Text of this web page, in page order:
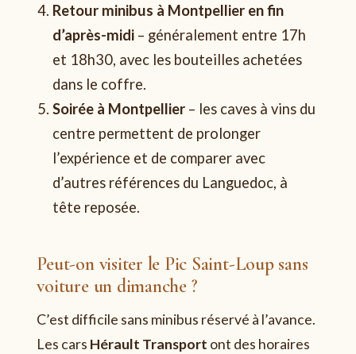
Retour minibus à Montpellier en fin
d’après-midi – généralement entre 17h
et 18h30, avec les bouteilles achetées
dans le coffre.
Soirée à Montpellier – les caves à vins du
centre permettent de prolonger
l’expérience et de comparer avec
d’autres références du Languedoc, à
tête reposée.
Peut-on visiter le Pic Saint-Loup sans
voiture un dimanche ?
C’est difficile sans minibus réservé à l’avance.
Les cars Hérault Transport ont des horaires